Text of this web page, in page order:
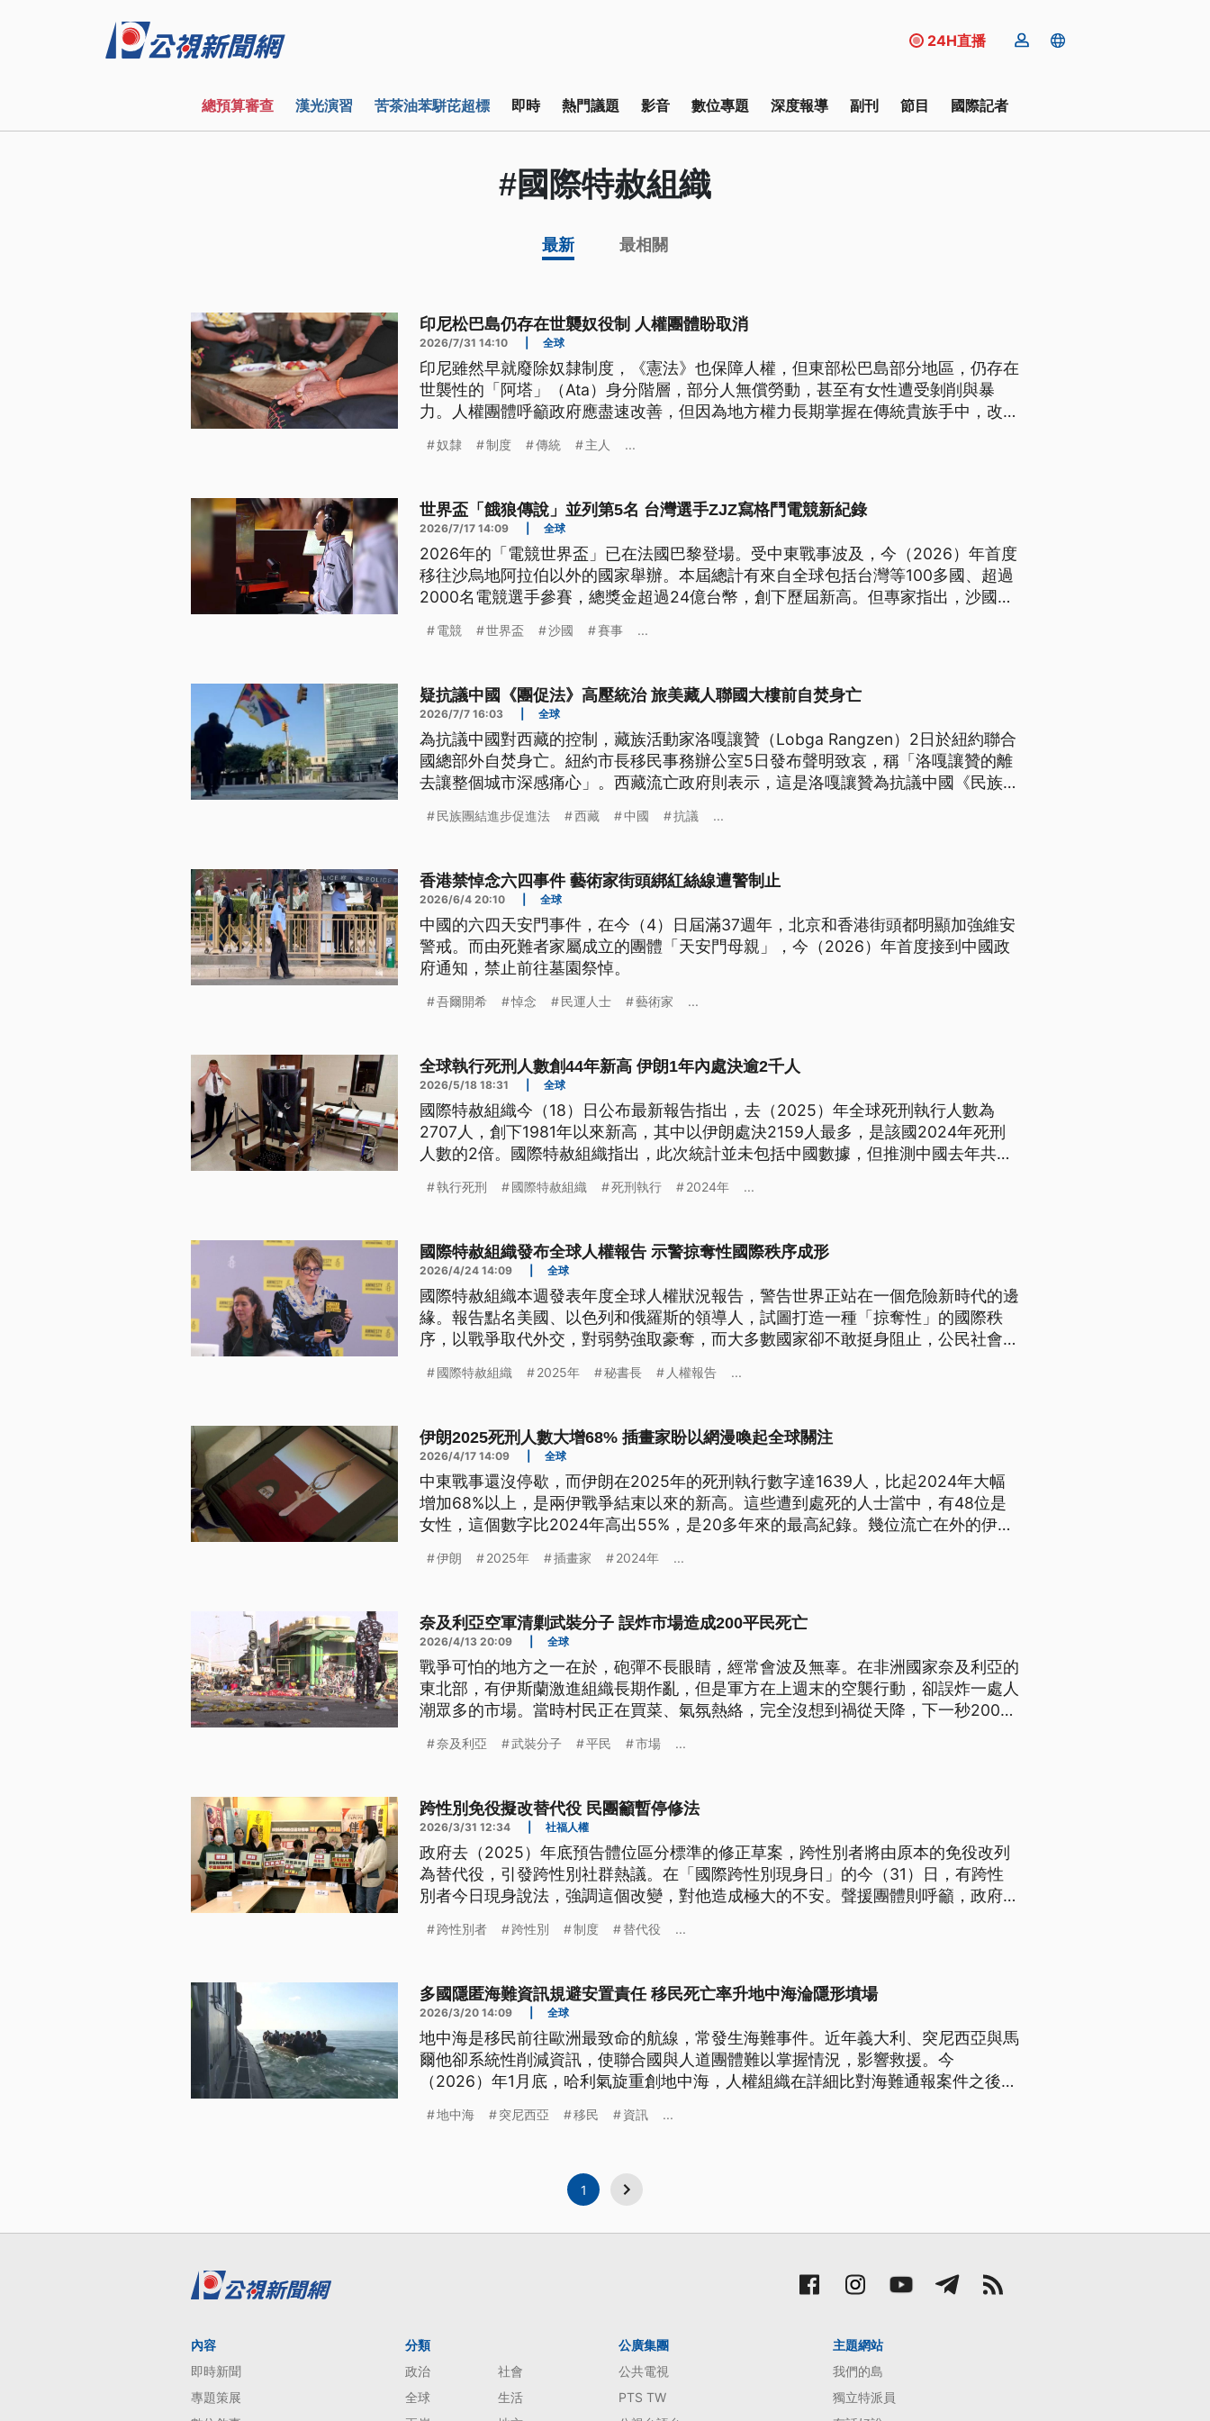
24H直播
總預算審查 漢光演習 苦茶油苯駢芘超標 即時 熱門議題 影音 數位專題 深度報導 副刊 節目 國際記者
#國際特赦組織
最新 最相關
印尼松巴島仍存在世襲奴役制 人權團體盼取消
2026/7/31 14:10 全球
印尼雖然早就廢除奴隸制度，《憲法》也保障人權，但東部松巴島部分地區，仍存在
世襲性的「阿塔」（Ata）身分階層，部分人無償勞動，甚至有女性遭受剝削與暴
力。人權團體呼籲政府應盡速改善，但因為地方權力長期掌握在傳統貴族手中，改革
史枷鎖，仍是印尼面臨的挑戰。
奴隸 制度 傳統 主人 ...
世界盃「餓狼傳說」並列第5名 台灣選手ZJZ寫格鬥電競新紀錄
2026/7/17 14:09 全球
2026年的「電競世界盃」已在法國巴黎登場。受中東戰事波及，今（2026）年首度
移往沙烏地阿拉伯以外的國家舉辦。本屆總計有來自全球包括台灣等100多國、超過
2000名電競選手參賽，總獎金超過24億台幣，創下歷屆新高。但專家指出，沙國政
社會轉移焦點，達到「體育洗白」的目的。
電競 世界盃 沙國 賽事 ...
疑抗議中國《團促法》高壓統治 旅美藏人聯國大樓前自焚身亡
2026/7/7 16:03 全球
為抗議中國對西藏的控制，藏族活動家洛嘎讓贊（Lobga Rangzen）2日於紐約聯合
國總部外自焚身亡。紐約市長移民事務辦公室5日發布聲明致哀，稱「洛嘎讓贊的離
去讓整個城市深感痛心」。西藏流亡政府則表示，這是洛嘎讓贊為抗議中國《民族團
民族團結進步促進法 西藏 中國 抗議 ...
香港禁悼念六四事件 藝術家街頭綁紅絲線遭警制止
2026/6/4 20:10 全球
中國的六四天安門事件，在今（4）日屆滿37週年，北京和香港街頭都明顯加強維安
警戒。而由死難者家屬成立的團體「天安門母親」，今（2026）年首度接到中國政
府通知，禁止前往墓園祭悼。
吾爾開希 悼念 民運人士 藝術家 ...
全球執行死刑人數創44年新高 伊朗1年內處決逾2千人
2026/5/18 18:31 全球
國際特赦組織今（18）日公布最新報告指出，去（2025）年全球死刑執行人數為
2707人，創下1981年以來新高，其中以伊朗處決2159人最多，是該國2024年死刑
人數的2倍。國際特赦組織指出，此次統計並未包括中國數據，但推測中國去年共執
執行死刑 國際特赦組織 死刑執行 2024年 ...
國際特赦組織發布全球人權報告 示警掠奪性國際秩序成形
2026/4/24 14:09 全球
國際特赦組織本週發表年度全球人權狀況報告，警告世界正站在一個危險新時代的邊
緣。報告點名美國、以色列和俄羅斯的領導人，試圖打造一種「掠奪性」的國際秩
序，以戰爭取代外交，對弱勢強取豪奪，而大多數國家卻不敢挺身阻止，公民社會也
變成常態。
國際特赦組織 2025年 秘書長 人權報告 ...
伊朗2025死刑人數大增68% 插畫家盼以網漫喚起全球關注
2026/4/17 14:09 全球
中東戰事還沒停歇，而伊朗在2025年的死刑執行數字達1639人，比起2024年大幅
增加68%以上，是兩伊戰爭結束以來的新高。這些遭到處死的人士當中，有48位是
女性，這個數字比2024年高出55%，是20多年來的最高紀錄。幾位流亡在外的伊朗
訊息。
伊朗 2025年 插畫家 2024年 ...
奈及利亞空軍清剿武裝分子 誤炸市場造成200平民死亡
2026/4/13 20:09 全球
戰爭可怕的地方之一在於，砲彈不長眼睛，經常會波及無辜。在非洲國家奈及利亞的
東北部，有伊斯蘭激進組織長期作亂，但是軍方在上週末的空襲行動，卻誤炸一處人
潮眾多的市場。當時村民正在買菜、氣氛熱絡，完全沒想到禍從天降，下一秒200人
重要據點，長期動亂已經造成幾千人死亡，數百萬人流離失所。無奈的是，軍方的清
奈及利亞 武裝分子 平民 市場 ...
跨性別免役擬改替代役 民團籲暫停修法
2026/3/31 12:34 社福人權
政府去（2025）年底預告體位區分標準的修正草案，跨性別者將由原本的免役改列
為替代役，引發跨性別社群熱議。在「國際跨性別現身日」的今（31）日，有跨性
別者今日現身說法，強調這個改變，對他造成極大的不安。聲援團體則呼籲，政府未
的聲音，目前標準仍在研議階段，會廣泛蒐集各界意見，取得最大共識再實施。
跨性別者 跨性別 制度 替代役 ...
多國隱匿海難資訊規避安置責任 移民死亡率升地中海淪隱形墳場
2026/3/20 14:09 全球
地中海是移民前往歐洲最致命的航線，常發生海難事件。近年義大利、突尼西亞與馬
爾他卻系統性削減資訊，使聯合國與人道團體難以掌握情況，影響救援。今
（2026）年1月底，哈利氣旋重創地中海，人權組織在詳細比對海難通報案件之後，
來規避安置責任，反而讓這個航道淪為隱形墳場。
地中海 突尼西亞 移民 資訊 ...
1
內容
即時新聞
專題策展
分類
政治
社會
全球
生活
公廣集團
公共電視
PTS TW
主題網站
我們的島
獨立特派員